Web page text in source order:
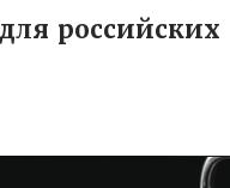
российских